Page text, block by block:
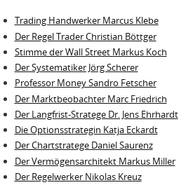
Trading Handwerker Marcus Klebe
Der Regel Trader Christian Böttger
Stimme der Wall Street Markus Koch
Der Systematiker Jörg Scherer
Professor Money Sandro Fetscher
Der Marktbeobachter Marc Friedrich
Der Langfrist-Stratege Dr. Jens Ehrhardt
Die Optionsstrategin Katja Eckardt
Der Chartstratege Daniel Saurenz
Der Vermögensarchitekt Markus Miller
Der Regelwerker Nikolas Kreuz